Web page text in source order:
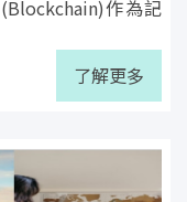
作為記
了解更多